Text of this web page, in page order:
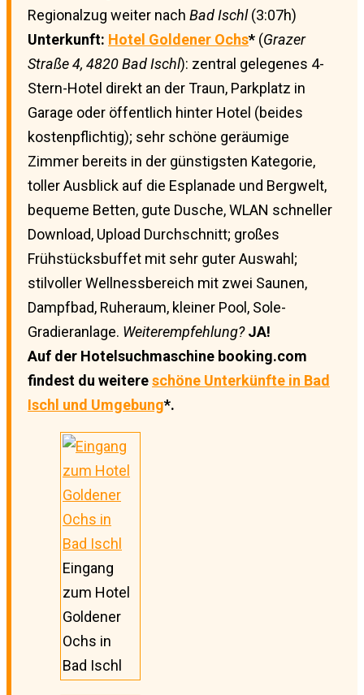
Regionalzug weiter nach Bad Ischl(3:07h)
Unterkunft: Hotel Goldener Ochs* (Grazer
Straße 4, 4820 Bad Ischl): zentral gelegenes 4-
Stern-Hotel direkt an der Traun, Parkplatz in
Garage oder öffentlich hinter Hotel (beides
kostenpflichtig); sehr schöne geräumige
Zimmer bereits in der günstigsten Kategorie,
toller Ausblick auf die Esplanade und Bergwelt,
bequeme Betten, gute Dusche, WLAN schneller
Download, Upload Durchschnitt; großes
Frühstücksbuffet mit sehr guter Auswahl;
stilvoller Wellnessbereich mit zwei Saunen,
Dampfbad, Ruheraum, kleiner Pool, Sole-
Gradieranlage. Weiterempfehlung? JA!
Auf der Hotelsuchmaschine booking.com
findest du weitereschöne Unterkünfte in Bad
Ischl und Umgebung*.
Eingang
zum Hotel
Goldener
Ochs in
Bad Ischl